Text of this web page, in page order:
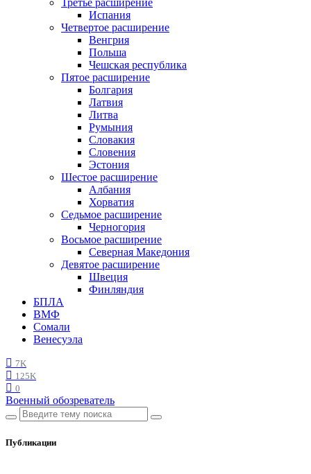
Третье расширение
Испания
Четвертое расширение
Венгрия
Польша
Чешская республика
Пятое расширение
Болгария
Латвия
Литва
Румыния
Словакия
Словения
Эстония
Шестое расширение
Албания
Хорватия
Седьмое расширение
Черногория
Восьмое расширение
Северная Македония
Девятое расширение
Швеция
Финляндия
БПЛА
ВМФ
Сомали
Венесуэла
7K
125K
0
Военный обозреватель
Публикации